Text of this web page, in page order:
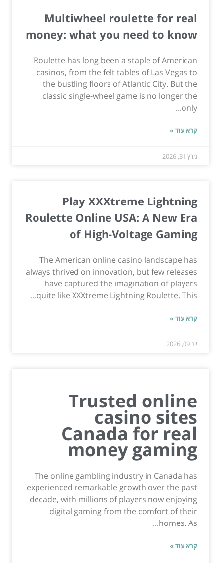
Multiwheel roulette for real
money: what you need to know
Roulette has long been a staple of American
casinos, from the felt tables of Las Vegas to
the bustling floors of Atlantic City. But the
classic single-wheel game is no longer the
only...
קרא עוד »
מרץ 31, 2026
Play XXXtreme Lightning
Roulette Online USA: A New Era
of High-Voltage Gaming
The American online casino landscape has
always thrived on innovation, but few releases
have captured the imagination of players
quite like XXXtreme Lightning Roulette. This...
קרא עוד »
יונ 09, 2026
Trusted online
casino sites
Canada for real
money gaming
The online gambling industry in Canada has
experienced remarkable growth over the past
decade, with millions of players now enjoying
digital gaming from the comfort of their
homes. As...
קרא עוד »